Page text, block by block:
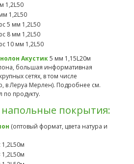
1,2L50
1,2L50
5 мм 1,2L50
8 мм 1,2L50
10 мм 1,2L50
Акустик5 мм 1,15L20м
большая информативная
сетях, в том числе
в Леруа Мерлен). Подробнее см.
по продукту.
покрытия:
(оптовый формат, цвета натура и